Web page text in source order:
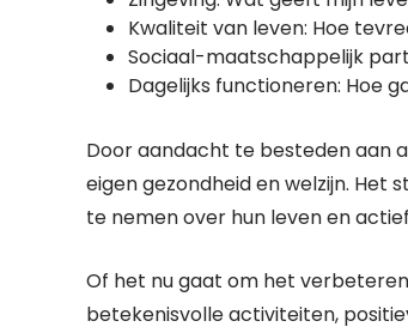
Kwaliteit van leven: Hoe
Sociaal-maatschappelijk
Dagelijks functioneren: Hoe
Door aandacht te besteden aan
eigen gezondheid en welzijn. Het
te nemen over hun leven en
Of het nu gaat om het
betekenisvolle activiteiten,